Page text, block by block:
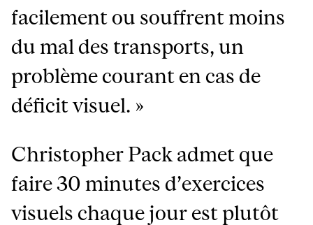
facilement ou souffrent moins
du mal des transports, un
problème courant en cas de
déficit visuel. »
Christopher Pack admet que
faire 30 minutes d’exercices
visuels chaque jour est plutôt